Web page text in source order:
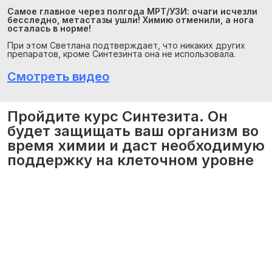
Самое главное через полгода МРТ/УЗИ: очаги исчезли
бесследно, метастазы ушли! Химию отменили, а нога
осталась в норме!
При этом Светлана подтверждает, что никаких других
препаратов, кроме Синтезинта она не использовала.
Смотреть видео
Пройдите курс Синтезита. Он
будет защищать ваш организм во
время химии и даст необходимую
поддержку на клеточном уровне